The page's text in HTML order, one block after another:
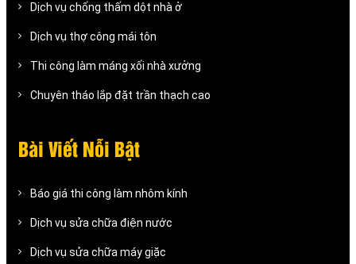
Dịch vụ chống thấm dột nhà ở
Dịch vụ thợ công mái tôn
Thi công làm máng xối nhà xưởng
Chuyên tháo lắp đặt trần thạch cao
Bài Viết Nỗi Bật
Báo giá thi công làm nhôm kính
Dịch vụ sửa chữa điện nước
Dịch vụ sửa chữa máy giặc